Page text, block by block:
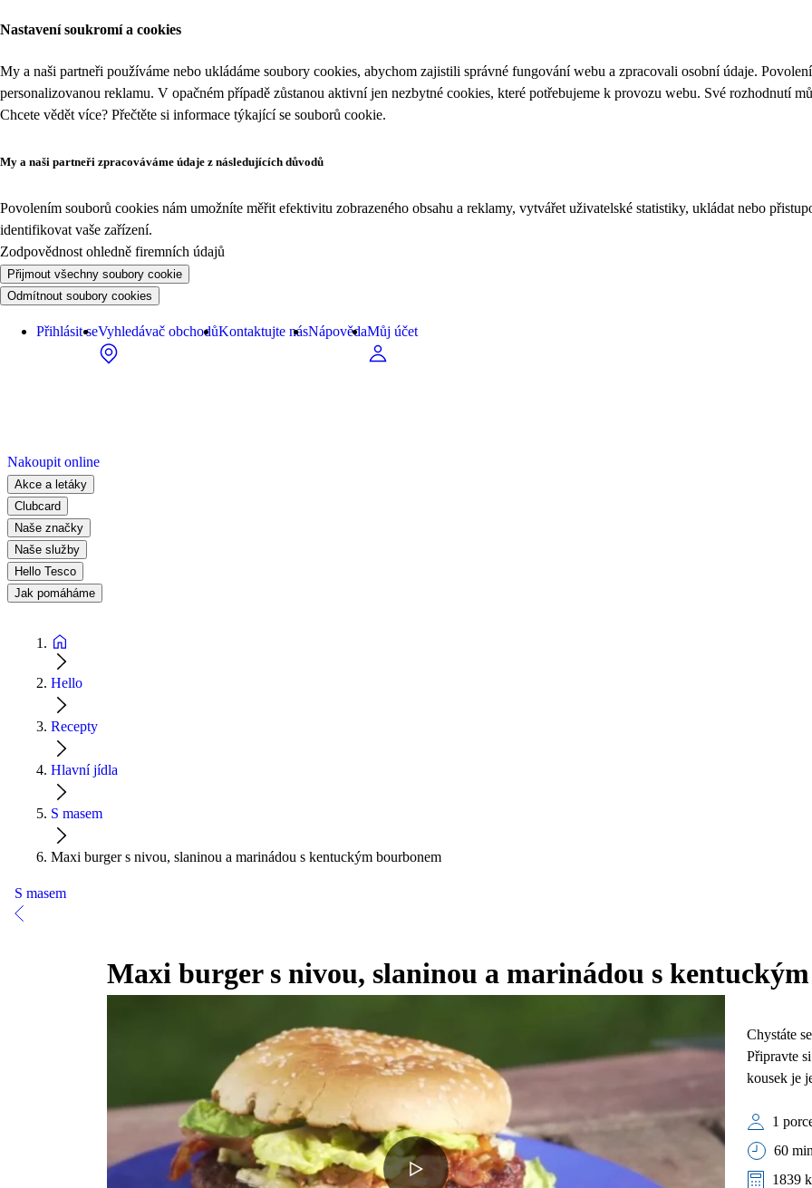
Nastavení soukromí a cookies
My a naši partneři používáme nebo ukládáme soubory cookies, abychom zajistili správné fungování webu a zpracovali osobní údaje.
personalizovanou reklamu. V opačném případě zůstanou aktivní jen nezbytné cookies, které potřebujeme k provozu webu. Své rozhodnutí
Chcete vědět více? Přečtěte si informace týkající se souborů cookie.
My a naši partneři zpracováváme údaje z následujících důvodů
Povolením souborů cookies nám umožníte měřit efektivitu zobrazeného obsahu a reklamy, vytvářet uživatelské statistiky, ukládat nebo
identifikovat vaše zařízení.
Zodpovědnost ohledně firemních údajů
Přijmout všechny soubory cookie
Odmítnout soubory cookies
Přihlásit seVyhledávač obchodůKontaktujte násNápovědaMůj účet
Nakoupit online
Akce a letáky
Clubcard
Naše značky
Naše služby
Hello Tesco
Jak pomáháme
Hello
Recepty
Hlavní jídla
S masem
Maxi burger s nivou, slaninou a marinádou s kentuckým bourbonem
S masem
Maxi burger s nivou, slaninou a marinádou s
Chystáte
Připravte
kousek je
1
60
1839